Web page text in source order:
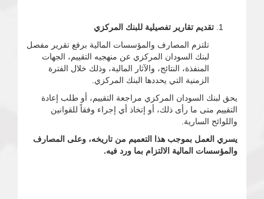
تقديم تقارير تفصيلية للبنك المركزي
تلتزم المصارف والمؤسسات المالية برفع تقرير مفصل
لبنك السودان المركزي عن منهجيه التقييم، الجهات
المنفذة، النتائج، والآثار المالية، وذلك خلال الفترة
الزمنية التي يحددها البنك المركزي.
يحق لبنك السودان المركزي مراجعة التقييم، أو طلب إعادة
التقييم متى ما رأى ذلك، أو إتخاذ أي إجراء وفقاً للقوانين
واللوائح السارية.
يسري العمل بموجب هذا التعميم من تاريخه، وعلى المصارف
والمؤسسات المالية الالتزام بما ورد فيه.